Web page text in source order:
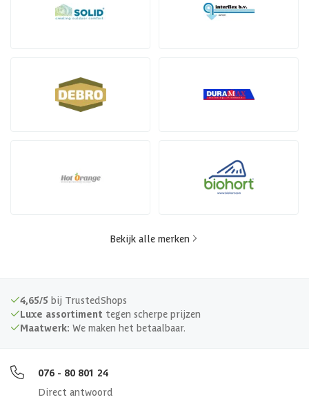
Bekijk alle merken
4,65/5 bij TrustedShops
Luxe assortiment tegen scherpe prijzen
Maatwerk: We maken het betaalbaar.
076 - 80 801 24
Direct antwoord